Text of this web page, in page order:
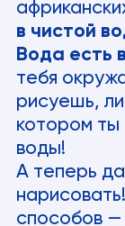
в чистой
Вода есть
тебя
рисуешь,
котором ты
воды!
А теперь
способов —